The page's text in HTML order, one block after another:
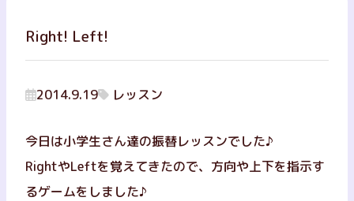
Right! Left!
2014.9.19 レッスン
今日は小学生さん達の振替レッスンでした♪
RightやLeftを覚えてきたので、方向や上下を指示す
るゲームをしました♪